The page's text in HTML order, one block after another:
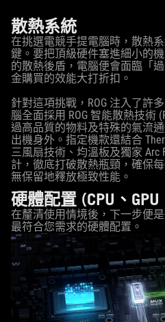
散熱系統
在挑選電競手提電腦時，散熱
鍵。要把頂級硬件塞進細小的
的散熱後盾，電腦便會面臨「
金購買的效能大打折扣。
針對這項挑戰，ROG 注入了許
腦全面採用 ROG 智能散熱技術
過高品質的物料及特殊的氣流
出機身外。指定機款還結合
三風扇技術、均溫板及獨家 Arc
計，徹底打破散熱瓶頸，確保
無保留地釋放極致性能。
硬體配置 (CPU、GPU
在釐清使用情境後，下一步便
最符合您需求的硬體配置。